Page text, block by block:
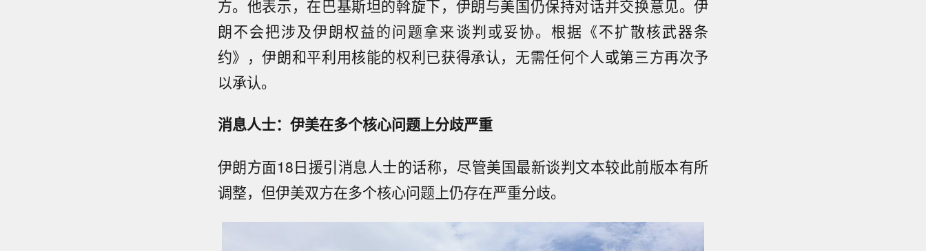
方。他表示，在巴基斯坦的斡旋下，伊朗与美国仍保持对话并交换意见。伊
朗不会把涉及伊朗权益的问题拿来谈判或妥协。根据《不扩散核武器条
约》，伊朗和平利用核能的权利已获得承认，无需任何个人或第三方再次予
以承认。
消息人士：伊美在多个核心问题上分歧严重
伊朗方面18日援引消息人士的话称，尽管美国最新谈判文本较此前版本有所
调整，但伊美双方在多个核心问题上仍存在严重分歧。